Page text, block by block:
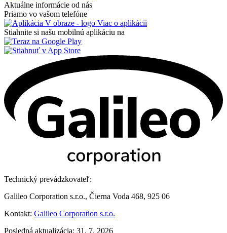
Aktuálne informácie od nás
Priamo vo vašom telefóne
Viac o aplikácii
Stiahnite si našu mobilnú aplikáciu na
Technický prevádzkovateľ:
Galileo Corporation s.r.o., Čierna Voda 468, 925 06
Kontakt: Galileo Corporation s.r.o.
Posledná aktualizácia: 31. 7. 2026